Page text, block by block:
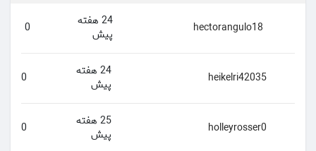
hectorangulo18
24 هفته
پیش
0
heikelri42035
24 هفته
پیش
0
holleyrosser0
25 هفته
پیش
0